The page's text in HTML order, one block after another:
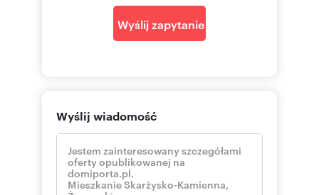
+48 6
pokaż telefon
Numer oferty: PRP-MS-76196
Wyślij zapytanie
Wyślij wiadomość